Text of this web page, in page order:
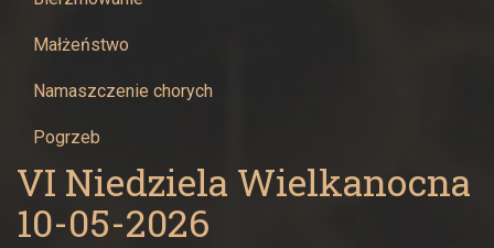
Maryi
Panny
w
Żywcu
Małżeństwo
Namaszczenie chorych
Pogrzeb
VI Niedziela Wielkanocna
10-05-2026